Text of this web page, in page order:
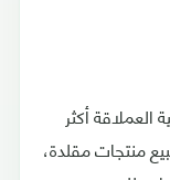
أكثر
منتجات مقلدة،